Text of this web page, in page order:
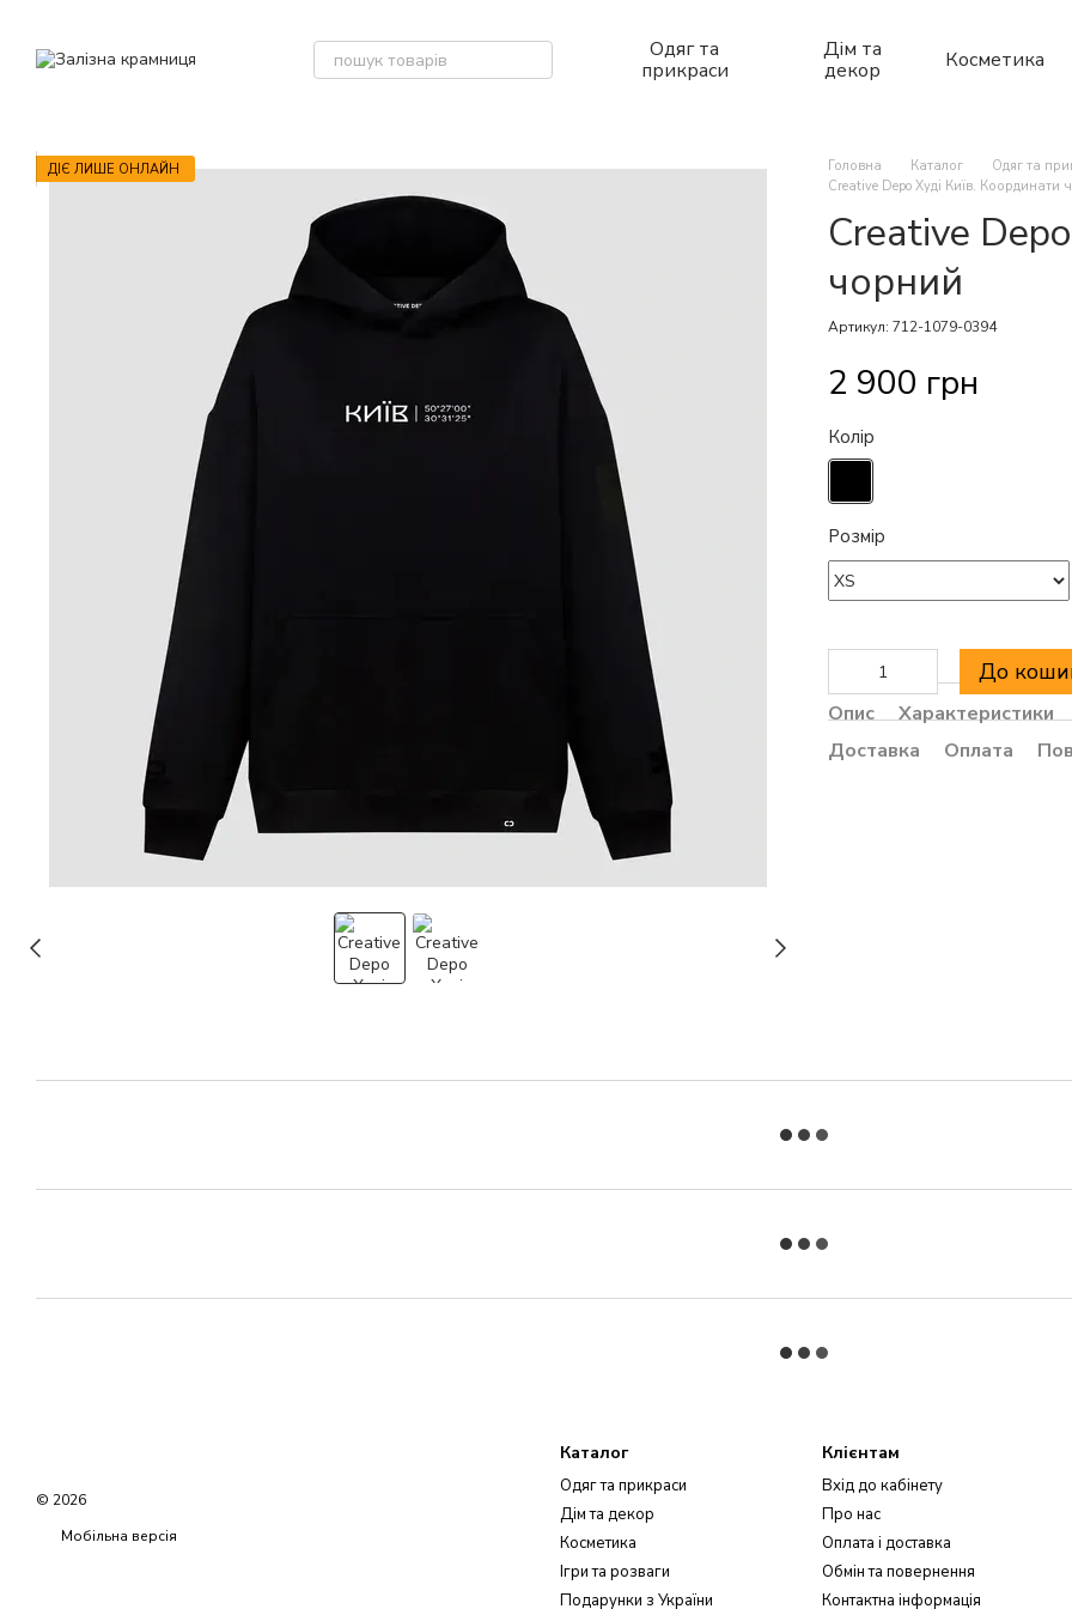
Одяг та
прикраси
Дім та
декор
Косметика
ДІЄ ЛИШЕ ОНЛАЙН Головна Каталог Одяг та
Creative Depo Худі Київ. Координати
Creative
чорний
Артикул: 712-1079-0394
2 900 грн
Колір
Розмір
До
Опис
Характеристики
Доставка
Оплата
© 2026
Мобільна версія
Каталог
Одяг та прикраси
Дім та декор
Косметика
Ігри та розваги
Подарунки з України
Клієнтам
Вхід до кабінету
Про нас
Оплата і доставка
Обмін та повернення
Контактна інформація